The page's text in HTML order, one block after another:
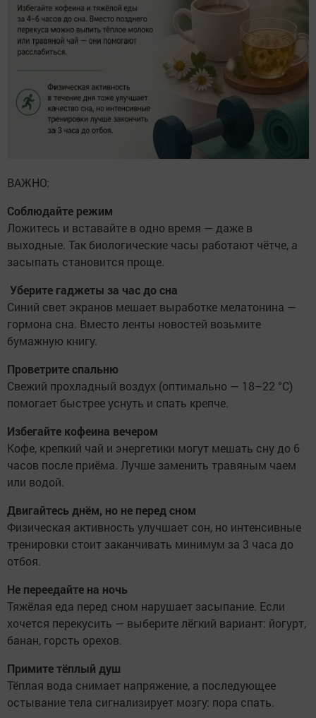
ВАЖНО:
Соблюдайте режим
Ложитесь и вставайте в одно время — даже в
выходные. Так биологические часы работают чётче, а
засыпать становится проще.
Уберите гаджеты за час до сна
Синий свет экранов мешает выработке мелатонина —
гормона сна. Вместо ленты новостей возьмите
бумажную книгу.
Проветрите спальню
Свежий прохладный воздух (оптимально — 18–22 °C)
помогает быстрее уснуть и спать крепче.
Избегайте кофеина вечером
Кофе, крепкий чай и энергетики могут мешать сну до 6
часов после приёма. Лучше заменить травяным чаем
или водой.
Двигайтесь днём, но не перед сном
Физическая активность улучшает сон, но интенсивные
тренировки стоит заканчивать минимум за 3 часа до
отбоя.
Не переедайте на ночь
Тяжёлая еда перед сном нарушает засыпание. Если
хочется перекусить — выберите лёгкий вариант: йогурт,
банан, горсть орехов.
Примите тёплый душ
Тёплая вода снимает напряжение, а последующее
остывание тела сигнализирует мозгу: пора спать.